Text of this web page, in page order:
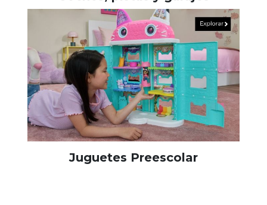
Juguetes Preescolar